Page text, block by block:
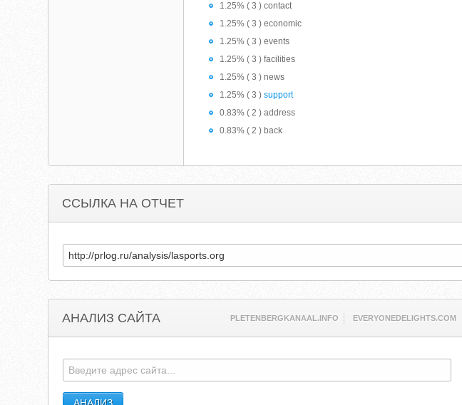
1.25% ( 3 ) contact
1.25% ( 3 ) economic
1.25% ( 3 ) events
1.25% ( 3 ) facilities
1.25% ( 3 ) news
1.25% ( 3 )support
0.83% ( 2 ) address
0.83% ( 2 ) back
ССЫЛКА НА ОТЧЕТ
АНАЛИЗ САЙТА PLETENBERGKANAAL.INFO EVERYONEDELIGHTS.COM